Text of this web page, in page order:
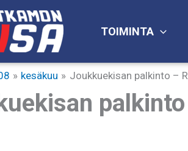
TOIMINTA
kesäkuu Joukkuekisan palkinto –